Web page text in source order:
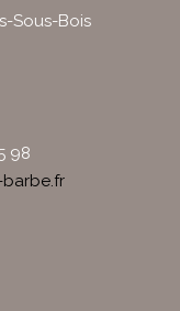
Sous-Bois
98